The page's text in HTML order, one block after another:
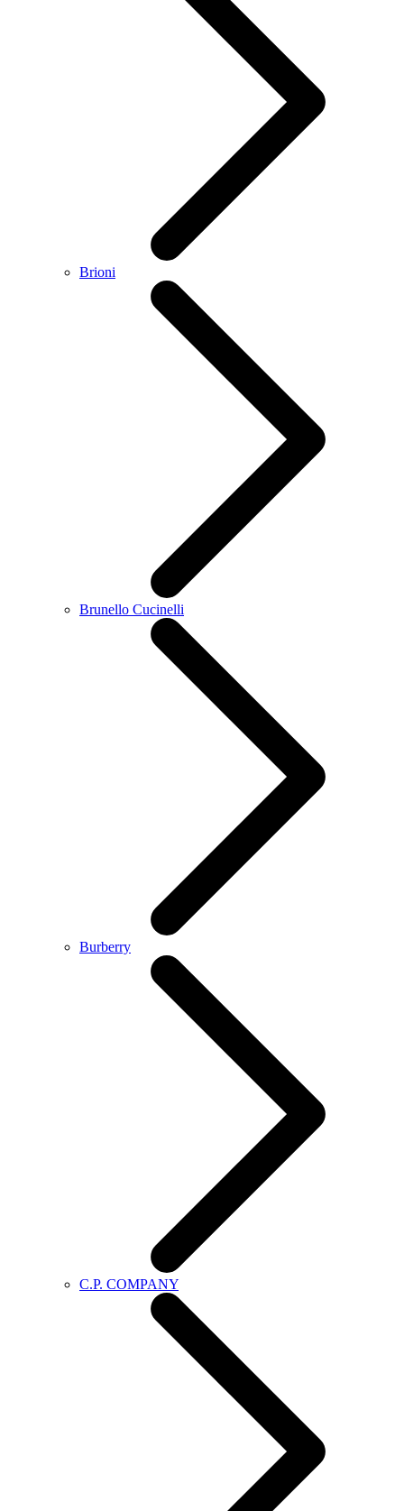
Brioni
Brunello Cucinelli
Burberry
C.P. COMPANY